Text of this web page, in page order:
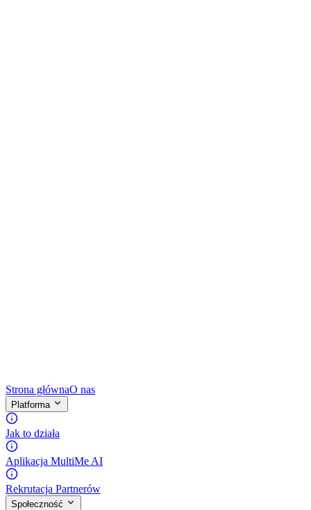
Strona głównaO nas
Platforma
Jak to działa
Aplikacja MultiMe AI
Rekrutacja Partnerów
Społeczność